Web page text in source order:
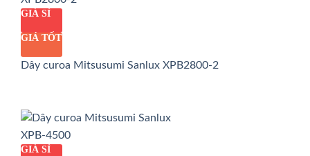
GIÁ SỈ
GIÁ TỐT
Dây curoa Mitsusumi Sanlux XPB2800-2
GIÁ SỈ